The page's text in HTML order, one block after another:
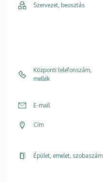
Szervezet, beosztás
Központi telefonszám,
mellék
E-mail
Cím
Épület, emelet, szobaszám